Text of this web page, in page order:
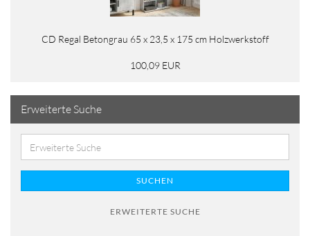
CD Regal Betongrau 65 x 23,5 x 175 cm Holzwerkstoff
100,09 EUR
Erweiterte Suche
SUCHEN
ERWEITERTE SUCHE